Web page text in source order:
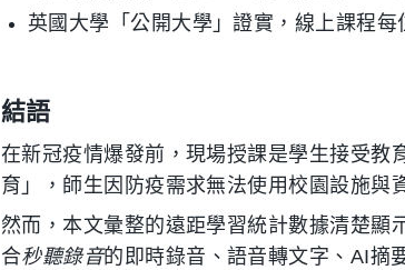
英國大學「公開大學」證實，線上課程
結語
在新冠疫情爆發前，現場授課是學生接受教
育」，師生因防疫需求無法使用校園設施與
然而，本文彙整的遠距學習統計數據清楚顯
合秒聽錄音的即時錄音、語音轉文字、AI摘